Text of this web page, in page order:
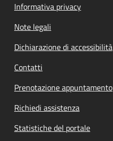
Informativa privacy
Note legali
Dichiarazione di accessibilità
Contatti
Prenotazione appuntamento
Richiedi assistenza
Statistiche del portale